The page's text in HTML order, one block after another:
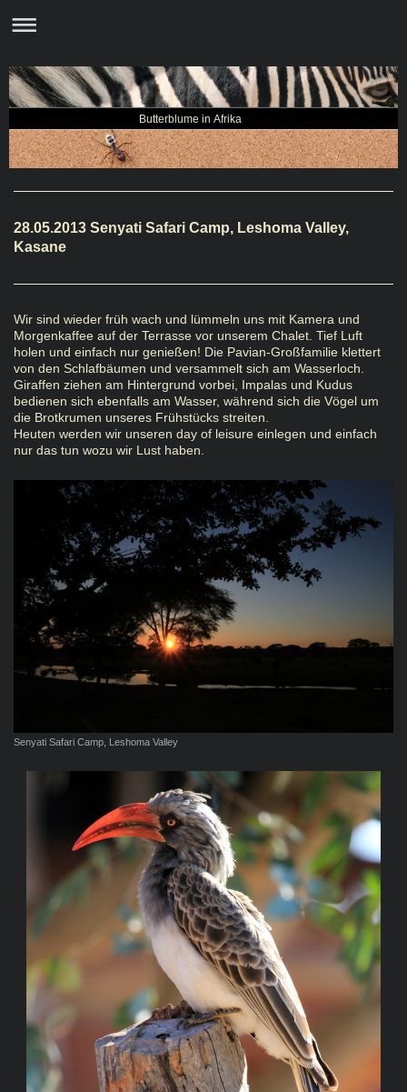
Butterblume in Afrika
28.05.2013 Senyati Safari Camp, Leshoma Valley,
Kasane
Wir sind wieder früh wach und lümmeln uns mit Kamera und
Morgenkaffee auf der Terrasse vor unserem Chalet. Tief Luft
holen und einfach nur genießen! Die Pavian-Großfamilie klettert
von den Schlafbäumen und versammelt sich am Wasserloch.
Giraffen ziehen am Hintergrund vorbei, Impalas und Kudus
bedienen sich ebenfalls am Wasser, während sich die Vögel um
die Brotkrumen unseres Frühstücks streiten.
Heuten werden wir unseren day of leisure einlegen und einfach
nur das tun wozu wir Lust haben.
Senyati Safari Camp, Leshoma Valley